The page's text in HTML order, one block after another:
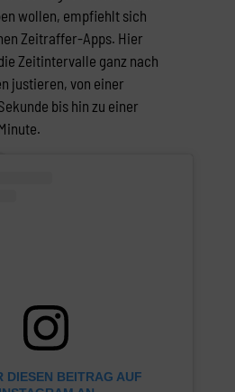
wollen, empfiehlt sich
Zeitraffer-Apps. Hier
Zeitintervalle ganz nach
justieren, von einer
bis hin zu einer
DIESEN BEITRAG AUF